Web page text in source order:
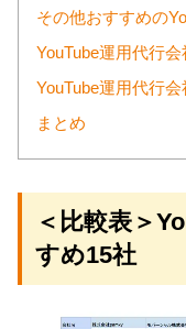
その他おすすめの
YouTube運用代行
YouTube運用代行
まとめ
＜比較表＞
すめ15社